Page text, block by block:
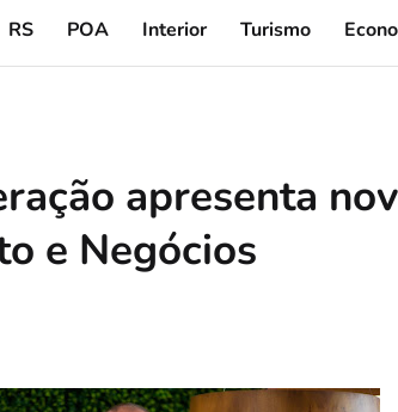
RS POA Interior Turismo
apresenta
e Negócios